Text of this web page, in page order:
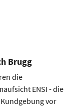
Brugg
die
ENSI - die
vor